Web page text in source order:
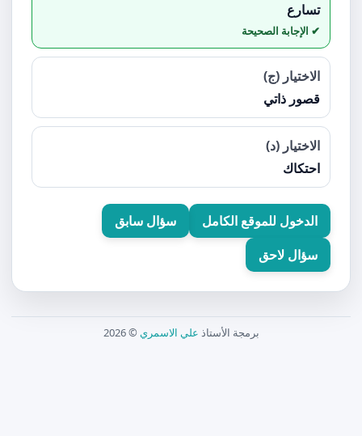
تسارع
الاختيار (ج)
قصور ذاتي
الاختيار (د)
احتكاك
الدخول للموقع الكامل
سؤال سابق
سؤال لاحق
برمجة الأستاذ علي الاسمري © 2026